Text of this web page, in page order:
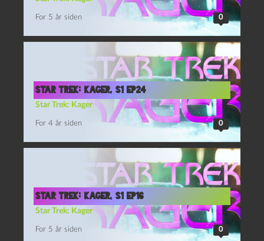
For 5 år siden 0
Star Trek: Kager, S1 Ep24
Star Trek: Kager
For 4 år siden 0
Star Trek: Kager, S1 Ep16
Star Trek: Kager
For 5 år siden 0